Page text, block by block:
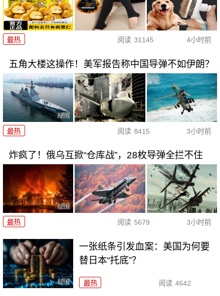
最热 阅读 31145 4小时前
五角大楼这操作！美军报告称中国导弹不如伊朗？
最热 阅读 8415 3小时前
炸疯了！俄乌互掀“仓库战”，28枚导弹全拦不住
最热 阅读 5679 3小时前
一张纸条引发血案：美国为何要
替日本“托底”？
最热 阅读 4642